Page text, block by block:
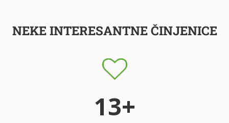
NEKE INTERESANTNE ČINJENICE
13+